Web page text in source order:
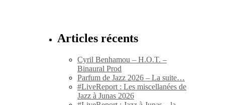
Articles récents
Cyril Benhamou – H.O.T. –
Binaural Prod
Parfum de Jazz 2026 – La suite…
#LiveReport : Les miscellanées de
Jazz à Junas 2026